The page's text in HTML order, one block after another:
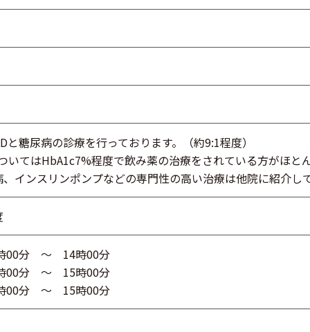
と糖尿病の診療を行っております。（約9:1程度）
いてはHbA1c7%程度で飲み薬の治療をされている方がほと
インスリンポンプなどの専門性の高い治療は他院に紹介し
00分 ～ 14時00分
00分 ～ 15時00分
00分 ～ 15時00分